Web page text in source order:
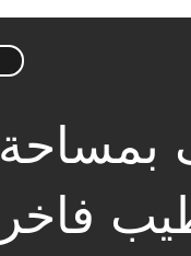
3 غرف بمساحة
فاخر